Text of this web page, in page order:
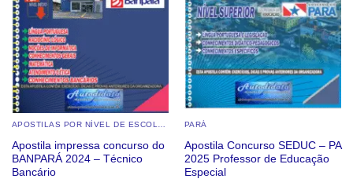
APOSTILAS POR NÍVEL DE ESCOLARIDADE
Apostila impressa concurso do
BANPARÁ 2024 – Técnico
Bancário
PARÁ
Apostila Concurso SEDUC – PA
2025 Professor de Educação
Especial